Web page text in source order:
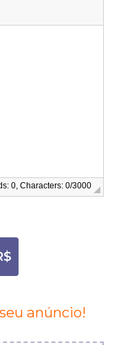
0, Characters: 0/3000
anúncio!